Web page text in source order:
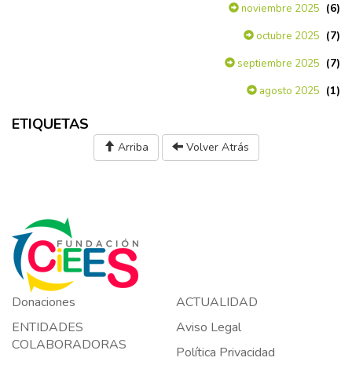
noviembre 2025 (6)
octubre 2025 (7)
septiembre 2025 (7)
agosto 2025 (1)
ETIQUETAS
Arriba Volver Atrás
Donaciones
ACTUALIDAD
ENTIDADES
COLABORADORAS
Aviso Legal
Política Privacidad